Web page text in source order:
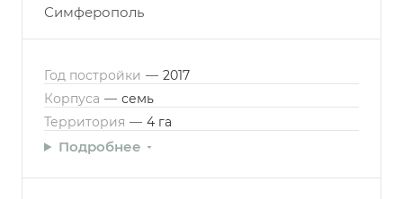
Симферополь
Год постройки — 2017
Корпуса — семь
Территория — 4 га
Подробнее